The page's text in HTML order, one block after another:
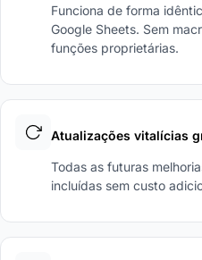
Funciona de forma
Google Sheets. Sem
funções proprietárias.
Atualizações vitalícias
Todas as futuras
incluídas sem custo